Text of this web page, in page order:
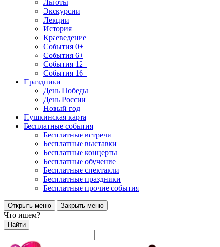
Льготы
Экскурсии
Лекции
История
Краеведение
События 0+
События 6+
События 12+
События 16+
Праздники
День Победы
День России
Новый год
Пушкинская карта
Бесплатные события
Бесплатные встречи
Бесплатные выставки
Бесплатные концерты
Бесплатные обучение
Бесплатные спектакли
Бесплатные праздники
Бесплатные прочие события
Открыть меню Закрыть меню
Что ищем?
Найти